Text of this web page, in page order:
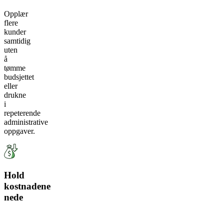
Opplær
flere
kunder
samtidig
uten
å
tømme
budsjettet
eller
drukne
i
repeterende
administrative
oppgaver.
Hold
kostnadene
nede